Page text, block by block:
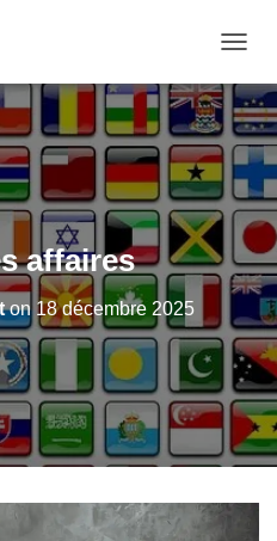
affaires
on 18 décembre 2025